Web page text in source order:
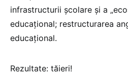
infrastructurii școlare și a
educațional; restructurarea
educațional.
Rezultate: tăieri!